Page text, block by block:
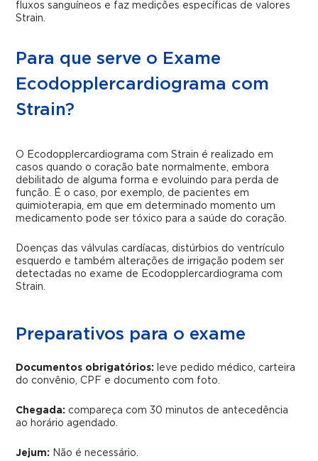
fluxos sanguíneos e faz medições específicas de valores
Strain.
Para que serve o Exame
Ecodopplercardiograma com
Strain?
O Ecodopplercardiograma com Strain é realizado em
casos quando o coração bate normalmente, embora
debilitado de alguma forma e evoluindo para perda de
função. É o caso, por exemplo, de pacientes em
quimioterapia, em que em determinado momento um
medicamento pode ser tóxico para a saúde do coração.
Doenças das válvulas cardíacas, distúrbios do ventrículo
esquerdo e também alterações de irrigação podem ser
detectadas no exame de Ecodopplercardiograma com
Strain.
Preparativos para o exame
Documentos obrigatórios:
leve pedido médico, carteira
do convênio, CPF e documento com foto.
Chegada: compareça com 30 minutos de antecedência
ao horário agendado.
Jejum: Não é necessário.